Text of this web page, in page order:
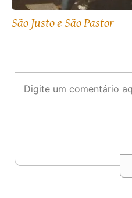
São Justo e São Pastor